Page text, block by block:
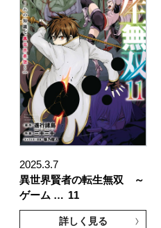
2025.3.7
異世界賢者の転生無双 ～
ゲーム … 11
詳しく見る